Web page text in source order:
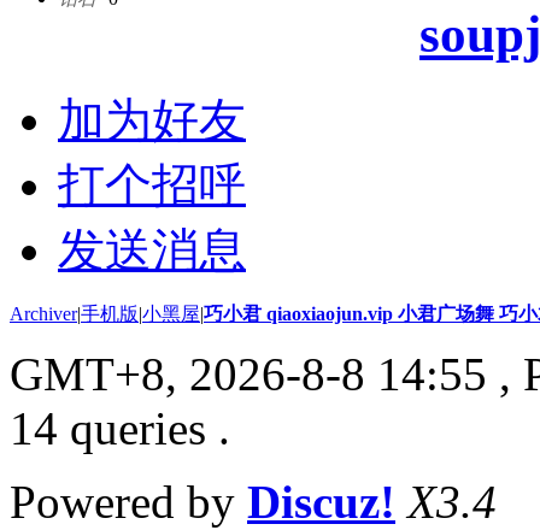
加为好友
打个招呼
发送消息
Archiver|手机版|小黑屋|巧小君 qiaoxiaojun.vip 小君广场舞 巧
GMT+8, 2026-8-8 14:55 ,
14 queries .
Powered by Discuz! X3.4